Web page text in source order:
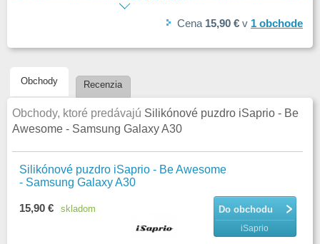
Cena 15,90 € v 1 obchode
Obchody Recenzia
Obchody, ktoré predávajú Silikónové puzdro iSaprio - Be
Awesome - Samsung Galaxy A30
Silikónové puzdro iSaprio - Be Awesome
- Samsung Galaxy A30
Do obchodu
iSaprio
15,90 € skladom